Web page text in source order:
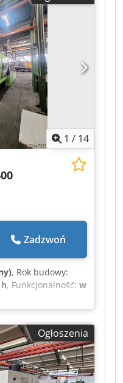
1 / 14
Zadzwoń
, Rok budowy:
, Funkcjonalność: w
pojazdu:
, średnica śruby:
1 212 cm³,
, waga wtrysku:
450 mm, siła
250 mm,
płyty:1 450
Ogłoszenia